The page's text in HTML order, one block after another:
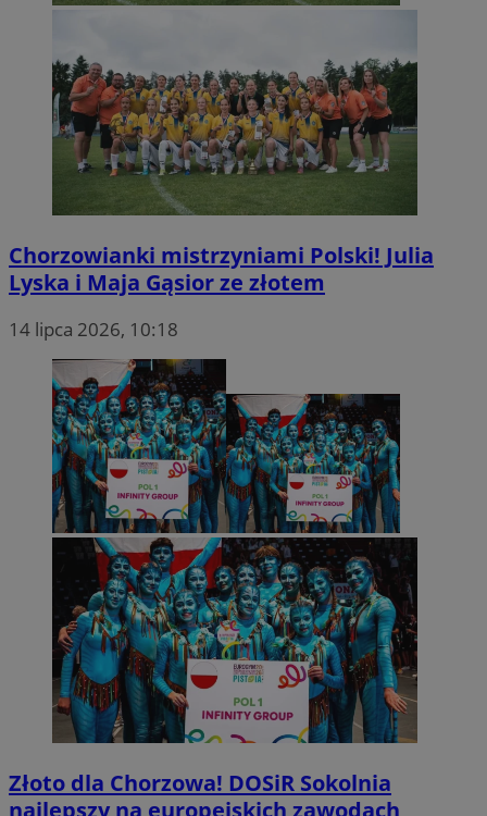
Chorzowianki mistrzyniami Polski! Julia
Lyska i Maja Gąsior ze złotem
14 lipca 2026, 10:18
Złoto dla Chorzowa! DOSiR Sokolnia